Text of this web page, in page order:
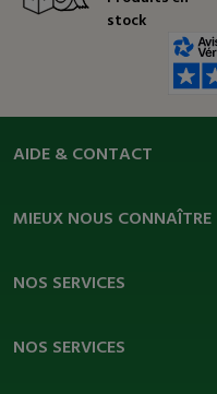
stock
AIDE & CONTACT
MIEUX NOUS CONNAÎTRE
NOS SERVICES
NOS SERVICES